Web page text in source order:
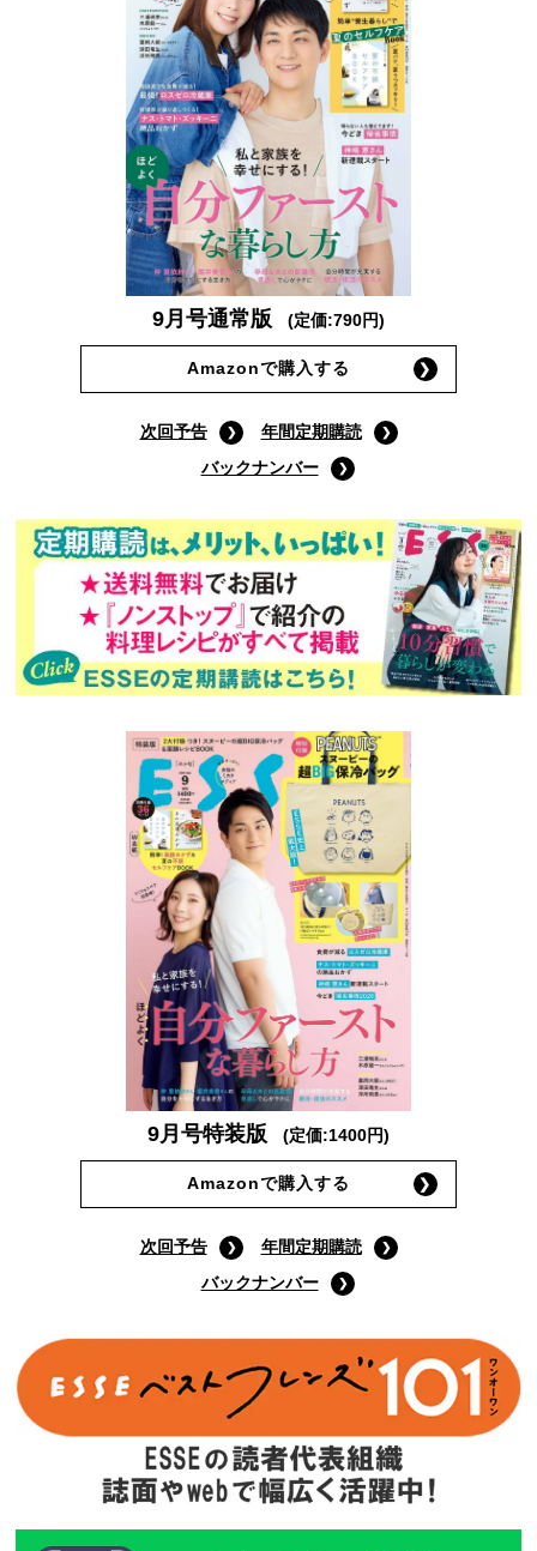
9月号通常版 (定価:790円)
Amazonで購入する
次回予告
年間定期購読
バックナンバー
9月号特装版 (定価:1400円)
Amazonで購入する
次回予告
年間定期購読
バックナンバー